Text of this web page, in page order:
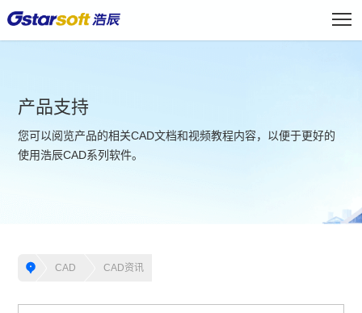
产品支持
您可以阅览产品的相关CAD文档和视频教程内容，以便于更好的
使用浩辰CAD系列软件。
CAD CAD资讯